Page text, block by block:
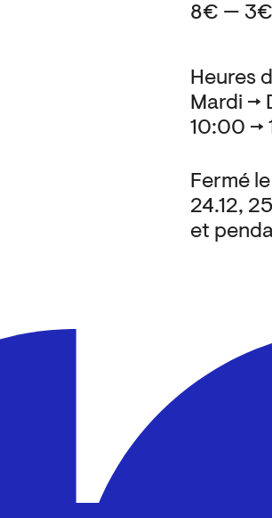
Heures
Mardi →
10:00 →
Fermé le
24.12,
et
8€ — 3€